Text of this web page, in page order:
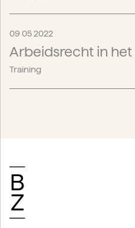
09 05 2022
Arbeidsrecht in
Training